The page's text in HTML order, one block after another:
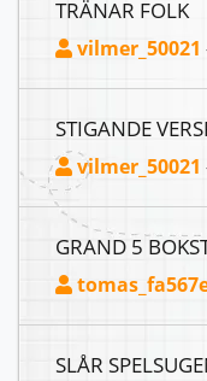
TRÄNAR FOLK
vilmer_50021
STIGANDE
vilmer_50021
GRAND 5
SLÅR